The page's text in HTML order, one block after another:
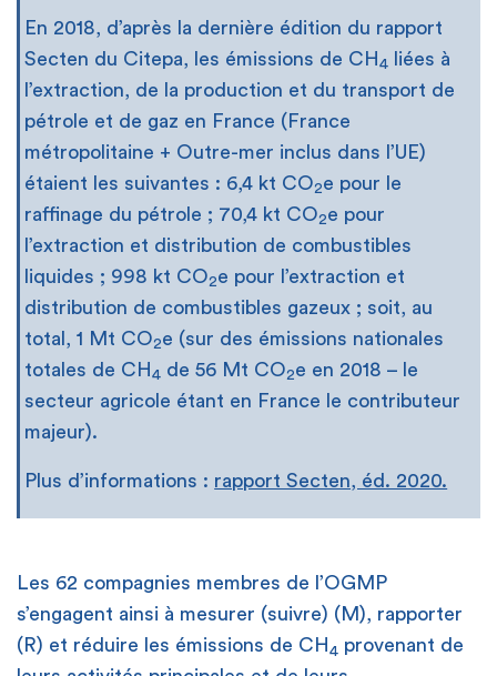
En 2018, d’après la dernière édition du rapport
Secten du Citepa, les émissions de CH 4
liées à
l’extraction, de la production et du transport de
pétrole et de gaz en France (France
métropolitaine + Outre-mer inclus dans l’UE)
étaient les suivantes : 6,4 kt CO2e pour le
raffinage du pétrole ; 70,4 kt CO2e pour
l’extraction et distribution de combustibles
liquides ; 998 kt CO2e pour l’extraction et
distribution de combustibles gazeux ; soit, au
total, 1 Mt CO2e (sur des émissions nationales
totales de CH 4 de 56 Mt CO2e en 2018 – le
secteur agricole étant en France le contributeur
majeur).
Plus d’informations : rapport Secten, éd. 2020.
Les 62 compagnies membres de l’OGMP
s’engagent ainsi à mesurer (suivre) (M), rapporter
(R) et réduire les émissions de CH 4 provenant de